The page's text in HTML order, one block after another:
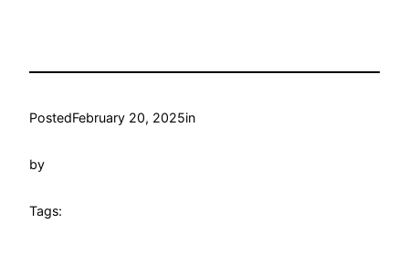
PostedFebruary 20, 2025in
by
Tags: